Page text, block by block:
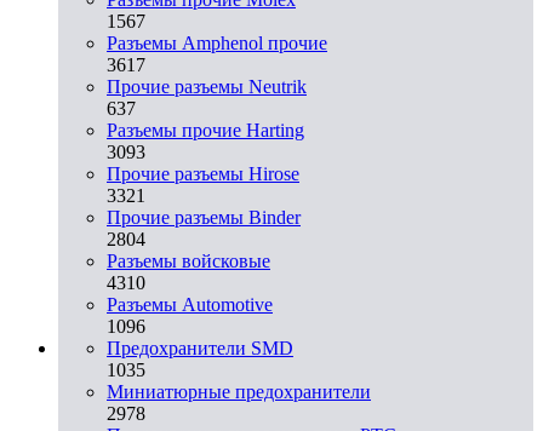
1567
Разъемы Amphenol прочие
3617
Прочие разъемы Neutrik
637
Разъемы прочие Harting
3093
Прочие разъемы Hirose
3321
Прочие разъемы Binder
2804
Разъемы войсковые
4310
Разъeмы Automotive
1096
Предохранители SMD
1035
Миниатюрные предохранители
2978